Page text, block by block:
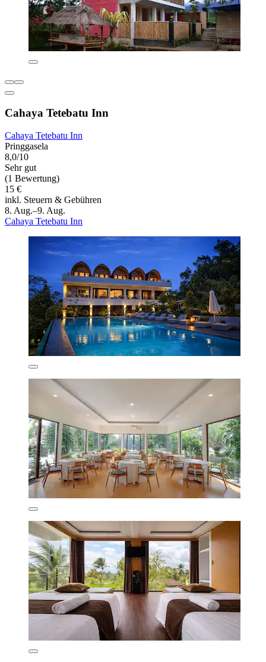
Cahaya Tetebatu Inn
Cahaya Tetebatu Inn
Pringgasela
8,0/10
Sehr gut
(1 Bewertung)
15 €
inkl. Steuern & Gebühren
8. Aug.–9. Aug.
Cahaya Tetebatu Inn